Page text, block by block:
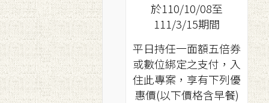
於110/10/08至
111/3/15期間
平日持任一面額五倍券
或數位綁定之支付，入
住此專案，享有下列優
惠價(以下價格含早餐)